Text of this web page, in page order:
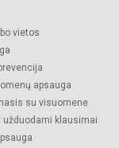
vietos
apsauga
su visuomene
užduodami klausimai